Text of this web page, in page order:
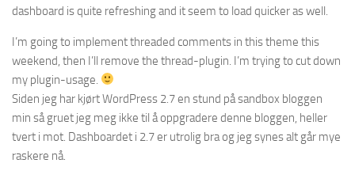
dashboard is quite refreshing and it seem to load quicker as well.
I’m going to implement threaded comments in this theme this
weekend, then I’ll remove the thread-plugin. I’m trying to cut down
my plugin-usage.
Siden jeg har kjørt WordPress 2.7 en stund på sandbox bloggen
min så gruet jeg meg ikke til å oppgradere denne bloggen, heller
tvert i mot. Dashboardet i 2.7 er utrolig bra og jeg synes alt går mye
raskere nå.